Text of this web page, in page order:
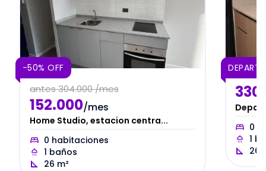
-50% OFF
antes304.000 /mes
152.000/mes
Home Studio, estacion centra...
0 habitaciones
1 baños
26 m²
0
1
26